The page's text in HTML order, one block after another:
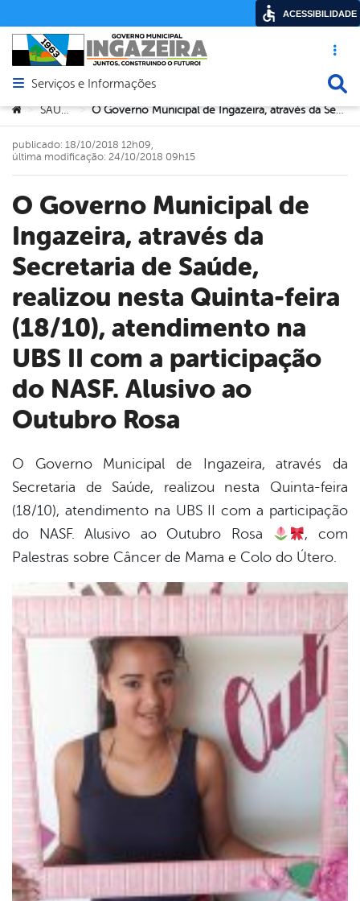
Acesso
Abrir menu principal de navegação
Serviços e Informações
Você está aqui:
> SAÚDE > O Governo Municipal de Ingazeira, através da Secretaria de Saúde, realizou nesta Quinta-feira (18/10), atendimento na UBS II com a participação do NASF. Alusivo ao Outubro Rosa
O Governo Municipal de
Ingazeira, através da
Secretaria de Saúde,
realizou nesta Quinta-feira
(18/10), atendimento na
UBS II com a participação
do NASF. Alusivo ao
Outubro Rosa
publicado: 18/10/2018 12h09,
última modificação: 24/10/2018 09h15
O Governo Municipal de Ingazeira, através da
Secretaria de Saúde, realizou nesta Quinta-feira
(18/10), atendimento na UBS II com a participação
do NASF. Alusivo ao Outubro Rosa
, com
Palestras sobre Câncer de Mama e Colo do Útero.
ACESSIBILIDADE